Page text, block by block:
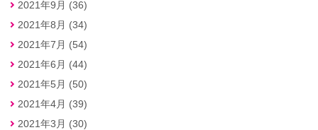
2021年9月 (36)
2021年8月 (34)
2021年7月 (54)
2021年6月 (44)
2021年5月 (50)
2021年4月 (39)
2021年3月 (30)